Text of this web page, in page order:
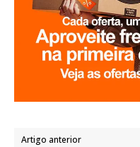
Artigo anterior